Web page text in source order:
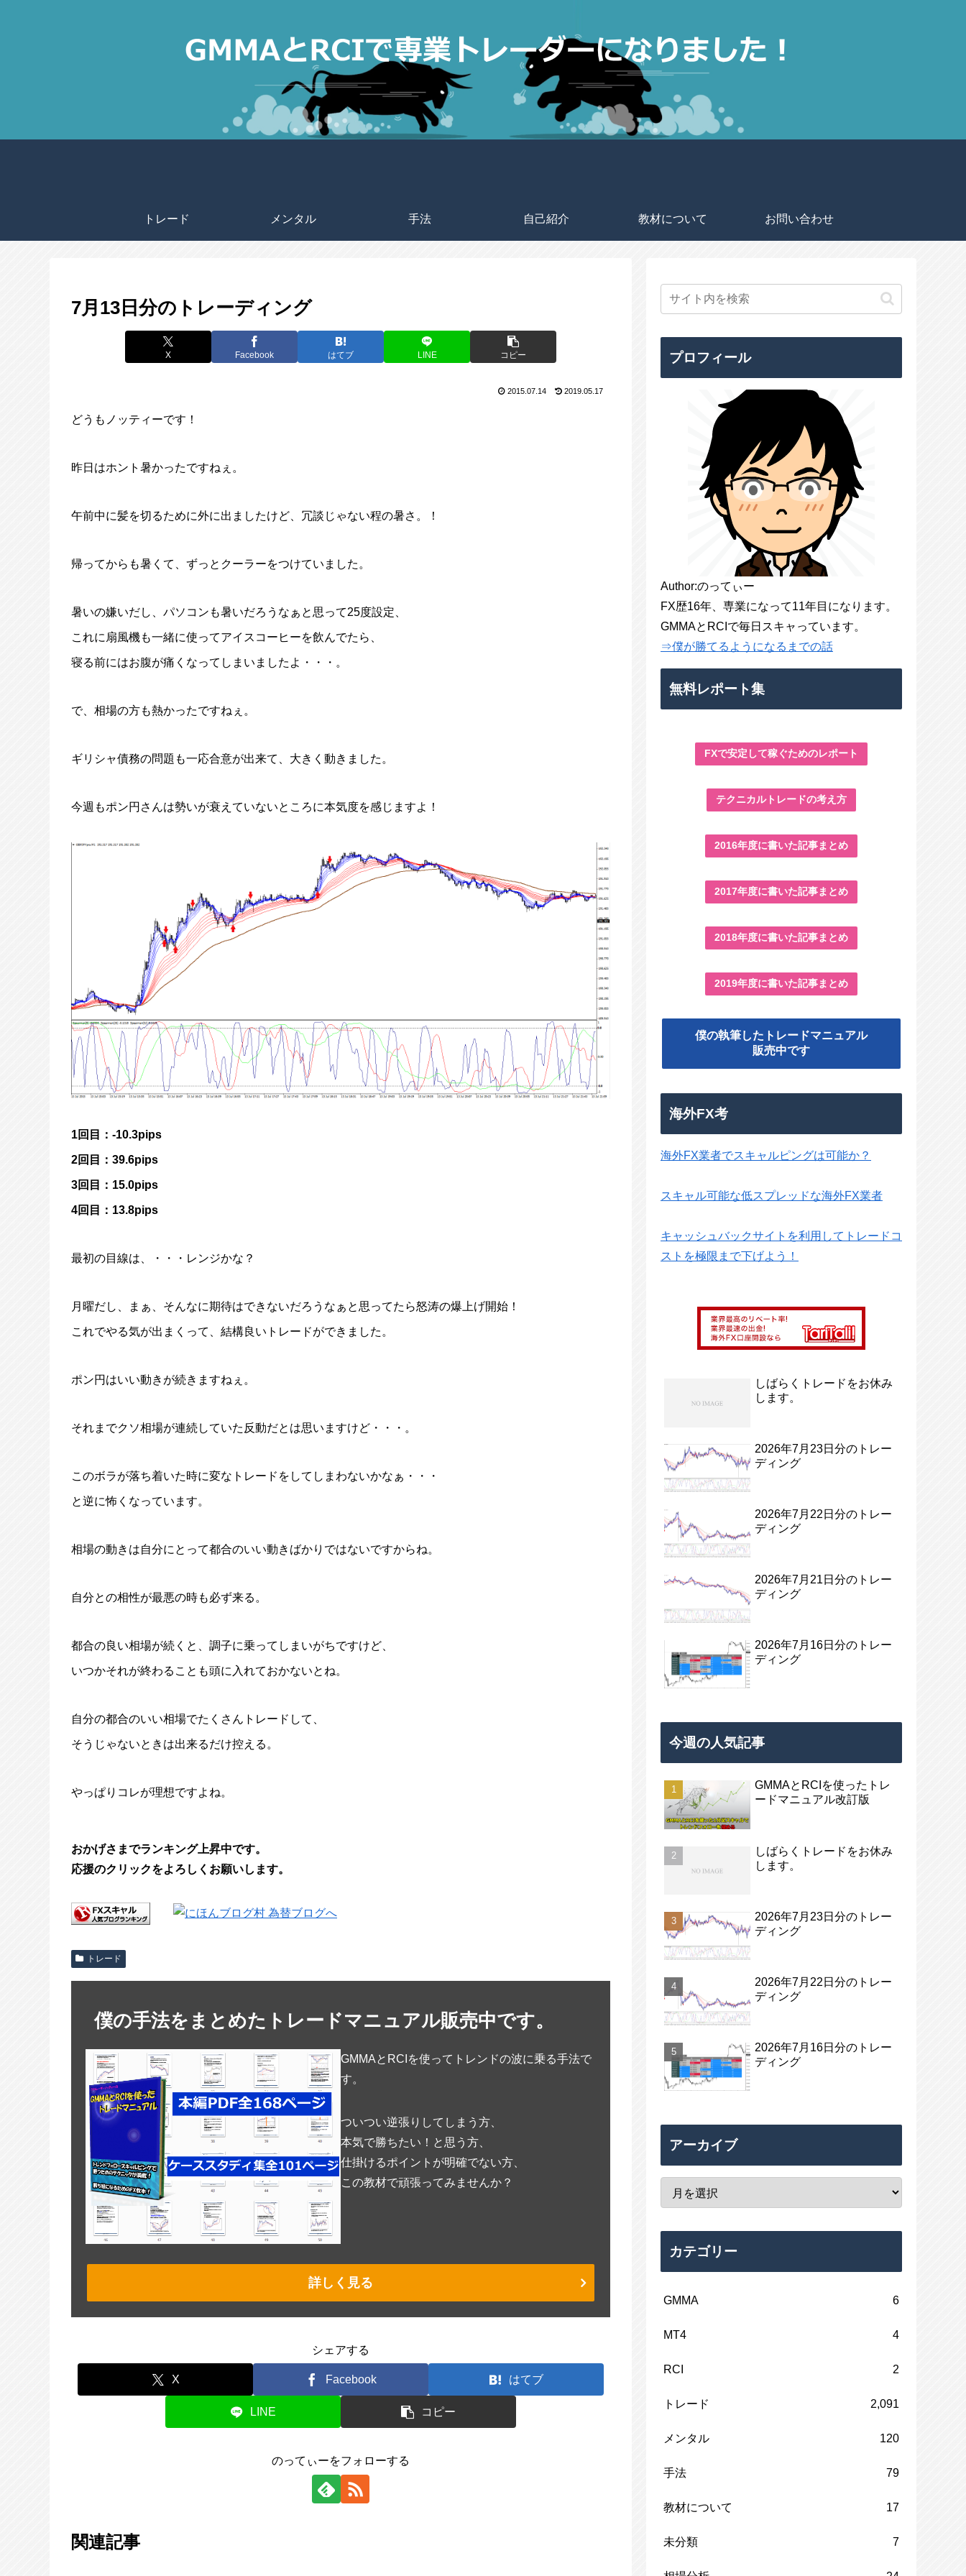
トレード メンタル 手法 自己紹介 教材について お問い合わせ
7月13日分のトレーディング
X Facebook はてブ LINE コピー
2015.07.14 2019.05.17
どうもノッティーです！
昨日はホント暑かったですねぇ。
午前中に髪を切るために外に出ましたけど、冗談じゃない程の暑さ。！
帰ってからも暑くて、ずっとクーラーをつけていました。
暑いの嫌いだし、パソコンも暑いだろうなぁと思って25度設定、
これに扇風機も一緒に使ってアイスコーヒーを飲んでたら、
寝る前にはお腹が痛くなってしまいましたよ・・・。
で、相場の方も熱かったですねぇ。
ギリシャ債務の問題も一応合意が出来て、大きく動きました。
今週もポン円さんは勢いが衰えていないところに本気度を感じますよ！
1回目：-10.3pips
2回目：39.6pips
3回目：15.0pips
4回目：13.8pips
最初の目線は、・・・レンジかな？
月曜だし、まぁ、そんなに期待はできないだろうなぁと思ってたら怒涛の爆上げ開始！
これでやる気が出まくって、結構良いトレードができました。
ポン円はいい動きが続きますねぇ。
それまでクソ相場が連続していた反動だとは思いますけど・・・。
このボラが落ち着いた時に変なトレードをしてしまわないかなぁ・・・
と逆に怖くなっています。
相場の動きは自分にとって都合のいい動きばかりではないですからね。
自分との相性が最悪の時も必ず来る。
都合の良い相場が続くと、調子に乗ってしまいがちですけど、
いつかそれが終わることも頭に入れておかないとね。
自分の都合のいい相場でたくさんトレードして、
そうじゃないときは出来るだけ控える。
やっぱりコレが理想ですよね。
おかげさまでランキング上昇中です。
応援のクリックをよろしくお願いします。
トレード
僕の手法をまとめたトレードマニュアル販売中です。
GMMAとRCIを使ってトレンドの波に乗る手法で
す。
ついつい逆張りしてしまう方、
本気で勝ちたい！と思う方、
仕掛けるポイントが明確でない方、
この教材で頑張ってみませんか？
詳しく見る
シェアする
X Facebook はてブ
LINE コピー
のってぃーをフォローする
関連記事
プロフィール
Author:のってぃー
FX歴16年、専業になって11年目になります。
GMMAとRCIで毎日スキャっています。
⇒僕が勝てるようになるまでの話
無料レポート集
FXで安定して稼ぐためのレポート
テクニカルトレードの考え方
2016年度に書いた記事まとめ
2017年度に書いた記事まとめ
2018年度に書いた記事まとめ
2019年度に書いた記事まとめ
僕の執筆したトレードマニュアル
販売中です
海外FX考
海外FX業者でスキャルピングは可能か？
スキャル可能な低スプレッドな海外FX業者
キャッシュバックサイトを利用してトレードコ
ストを極限まで下げよう！
しばらくトレードをお休み
します。
2026年7月23日分のトレー
ディング
2026年7月22日分のトレー
ディング
2026年7月21日分のトレー
ディング
2026年7月16日分のトレー
ディング
今週の人気記事
GMMAとRCIを使ったトレ
ードマニュアル改訂版
しばらくトレードをお休み
します。
2026年7月23日分のトレー
ディング
2026年7月22日分のトレー
ディング
2026年7月16日分のトレー
ディング
アーカイブ
カテゴリー
GMMA 6
MT4 4
RCI 2
トレード 2,091
メンタル 120
手法 79
教材について 17
未分類 7